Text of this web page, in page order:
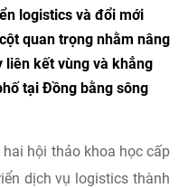
logistics và đổi mới
quan trọng nhằm nâng
liên kết vùng và khẳng
tại Đồng bằng sông
hội thảo khoa học cấp
dịch vụ logistics thành